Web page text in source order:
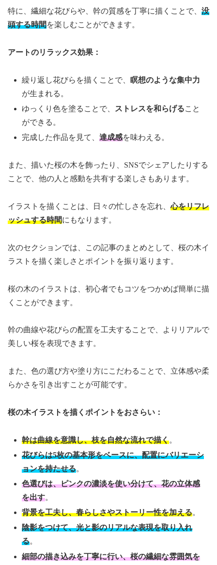
特に、繊細な花びらや、幹の質感を丁寧に描くことで、 没
頭する時間を楽しむことができます。
アートのリラックス効果：
繰り返し花びらを描くことで、瞑想のような集中力
が生まれる。
ゆっくり色を塗ることで、
ストレスを和らげること
ができる。
完成した作品を見て、達成感を味わえる。
また、描いた桜の木を飾ったり、SNSでシェアしたりする
ことで、他の人と感動を共有する楽しさもあります。
イラストを描くことは、日々の忙しさを忘れ、心をリフレ
ッシュする時間にもなります。
次のセクションでは、この記事のまとめとして、桜の木イ
ラストを描く楽しさとポイントを振り返ります。
桜の木のイラストは、初心者でもコツをつかめば簡単に描
くことができます。
幹の曲線や花びらの配置を工夫することで、よりリアルで
美しい桜を表現できます。
また、色の選び方や塗り方にこだわることで、立体感や柔
らかさを引き出すことが可能です。
桜の木イラストを描くポイントをおさらい：
幹は曲線を意識し、枝を自然な流れで描く。
花びらは5枚の基本形をベースに、配置にバリエーシ
ョンを持たせる。
色選びは、ピンクの濃淡を使い分けて、花の立体感
を出す。
背景を工夫し、春らしさやストーリー性を加える。
陰影をつけて、光と影のリアルな表現を取り入れ
る。
細部の描き込みを丁寧に行い、桜の繊細な雰囲気を